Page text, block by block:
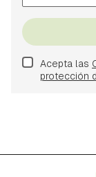
Acepta las
protección